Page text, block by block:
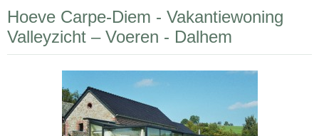
Hoeve Carpe-Diem - Vakantiewoning
Valleyzicht – Voeren - Dalhem